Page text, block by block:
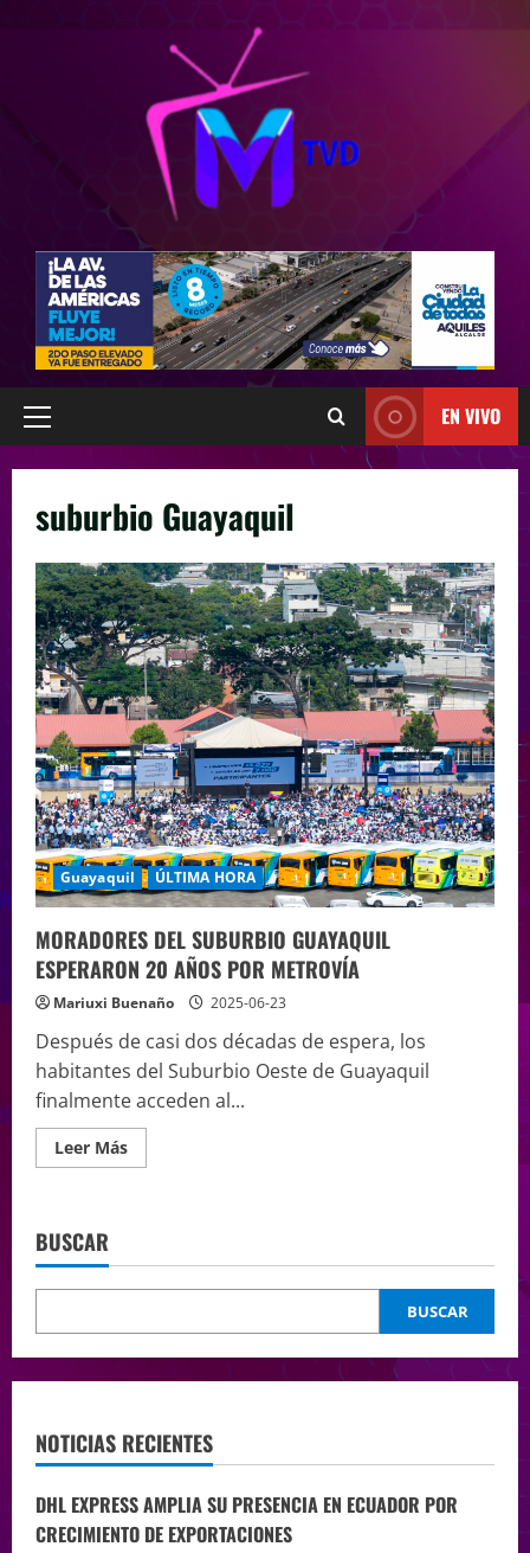
EN VIVO
suburbio Guayaquil
Guayaquil ÚLTIMA HORA
MORADORES DEL SUBURBIO GUAYAQUIL
ESPERARON 20 AÑOS POR METROVÍA
Mariuxi Buenaño 2025-06-23
Después de casi dos décadas de espera, los
habitantes del Suburbio Oeste de Guayaquil
finalmente acceden al...
Leer Más
BUSCAR
BUSCAR
NOTICIAS RECIENTES
DHL EXPRESS AMPLIA SU PRESENCIA EN ECUADOR POR
CRECIMIENTO DE EXPORTACIONES